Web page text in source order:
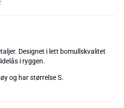
Designet i lett bomullskvalitet
i ryggen.
og har størrelse S.